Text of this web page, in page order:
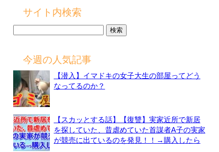
サイト内検索
今週の人気記事
【潜入】イマドキの女子大生の部屋ってどう
なってるのか？
【スカッとする話】【復讐】実家近所で新居
を探していた、昔虐めていた首謀者A子の実家
が競売に出ているのを発見！！→購入したら